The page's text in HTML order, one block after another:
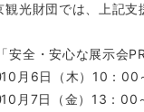
観光財団では、上記支
全・安心な展示会PR
6日（木）10：00
7日（金）13：00